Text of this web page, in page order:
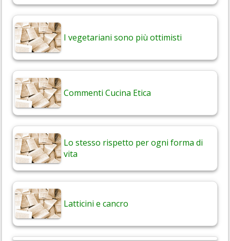
I vegetariani sono più ottimisti
Commenti Cucina Etica
Lo stesso rispetto per ogni forma di
vita
Latticini e cancro